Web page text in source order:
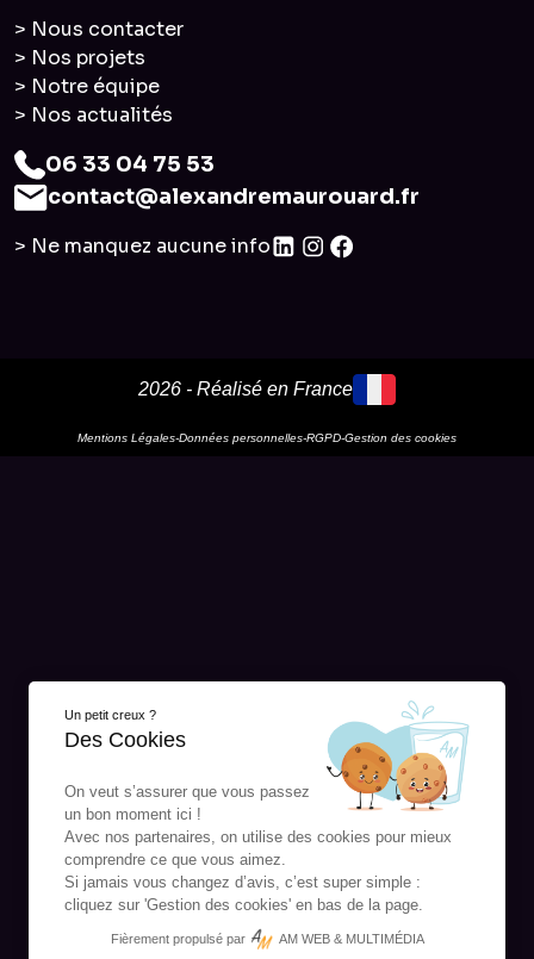
> Nous contacter
> Nos projets
> Notre équipe
> Nos actualités
06 33 04 75 53
contact@alexandremaurouard.fr
> Ne manquez aucune info
2026 - Réalisé en France
Mentions Légales-Données personnelles-RGPD-Gestion des cookies
Un petit creux ?
Des Cookies
On veut s’assurer que vous passez
un bon moment ici !
Avec nos partenaires, on utilise des cookies pour mieux
comprendre ce que vous aimez.
Si jamais vous changez d’avis, c’est super simple :
cliquez sur 'Gestion des cookies' en bas de la page.
Fièrement propulsé par AM WEB & MULTIMÉDIA